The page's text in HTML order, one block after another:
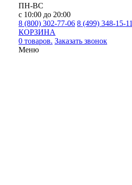
ПН-ВС
с 10:00 до 20:00
8 (800) 302-77-06 8 (499) 348-15-11
КОРЗИНА
0 товаров. Заказать звонок
Меню